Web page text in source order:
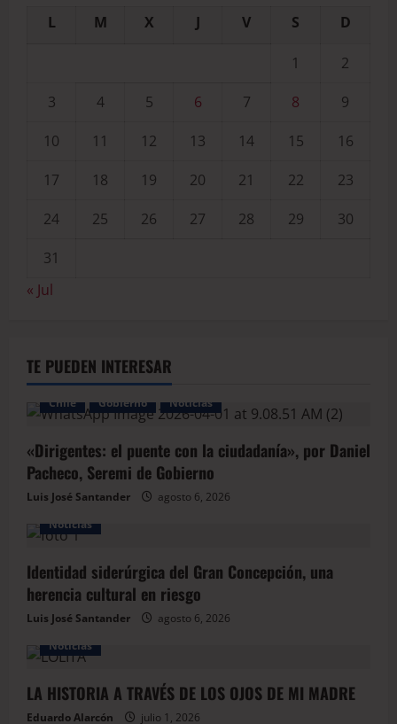
L M X J V S D
1
2
3
4 5 6 7 8
9
10
11 12 13 14 15
16
17
18 19 20 21 22
23
24
25 26 27 28 29
30
31
« Jul
TE PUEDEN INTERESAR
Chile Gobierno Noticias
«Dirigentes: el puente con la ciudadanía», por Daniel
Pacheco, Seremi de Gobierno
Luis José Santander
agosto 6, 2026
Noticias
Identidad siderúrgica del Gran Concepción, una
herencia cultural en riesgo
Luis José Santander
agosto 6, 2026
Noticias
LA HISTORIA A TRAVÉS DE LOS OJOS DE MI MADRE
Eduardo Alarcón
julio 1, 2026